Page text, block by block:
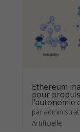
Ethereum
pour
l’autonomie
par
Artificielle